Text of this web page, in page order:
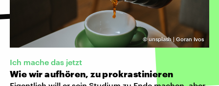
©unsplash | Goran Ivos
Ich mache das jetzt
Wie wir aufhören, zu prokrastinieren